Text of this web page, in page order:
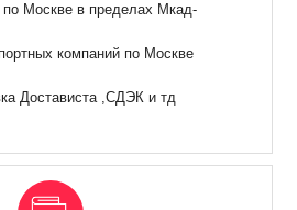
по Москве в пределах Мкад-
компаний по Москве
Достависта ,СДЭК и тд